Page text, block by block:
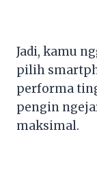
Jadi, kamu
pilih
performa
pengin
maksimal.